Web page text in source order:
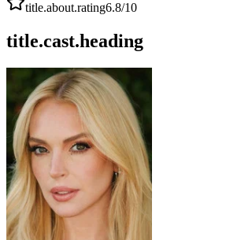
title.about.rating6.8/10
title.cast.heading